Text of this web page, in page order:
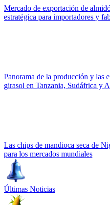
Mercado de exportación de
estratégica para importadores y
Panorama de la producción y las
girasol en Tanzania, Sudáfrica y
Las chips de mandioca seca de
para los mercados mundiales
Últimas Noticias